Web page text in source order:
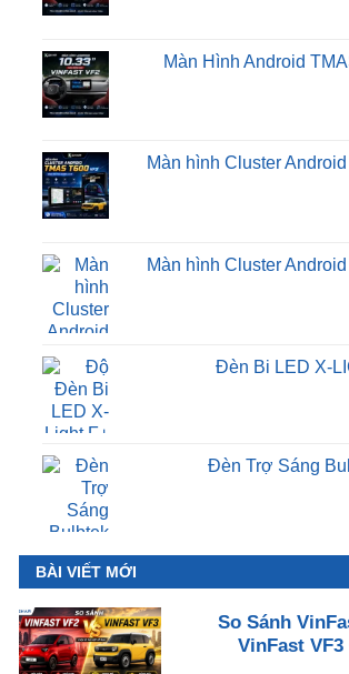
Màn Hình Android
Màn hình Cluster
Màn hình Cluster
Đèn Bi LED X-
Đèn Trợ Sáng
BÀI VIẾT MỚI
So Sánh
VinFast